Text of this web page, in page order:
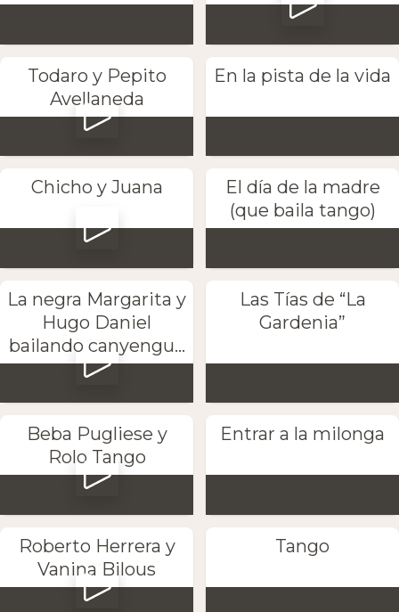
Todaro y Pepito
Avellaneda
En la pista de la vida
Chicho y Juana
El día de la madre
(que baila tango)
La negra Margarita y
Hugo Daniel
bailando canyengu...
Las Tías de “La
Gardenia”
Beba Pugliese y
Rolo Tango
Entrar a la milonga
Roberto Herrera y
Vanina Bilous
Tango